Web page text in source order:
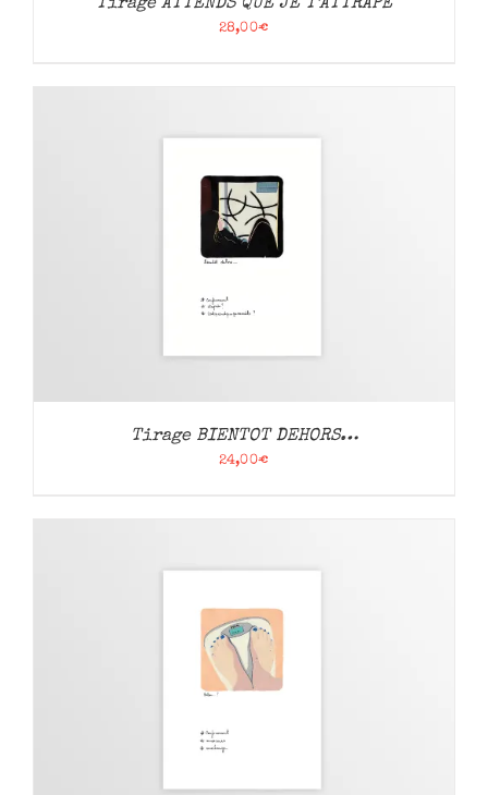
Tirage ATTENDS QUE JE T’ATTRAPE
28,00€
Tirage BIENTOT DEHORS…
24,00€